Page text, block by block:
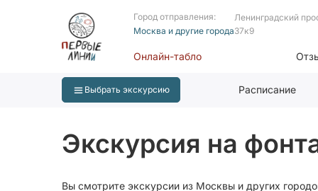
Город отправления:
Москва и другие города
Ленинградский
37к9
Онлайн-табло
Выбрать экскурсию Расписание
Экскурсия на
Вы смотрите экскурсии из Москвы и других